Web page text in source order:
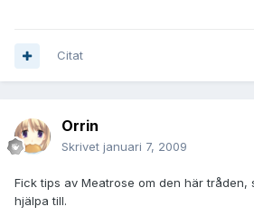
Citat
Orrin
Skrivet januari 7, 2009
Fick tips av Meatrose om den här tråden,
hjälpa till.